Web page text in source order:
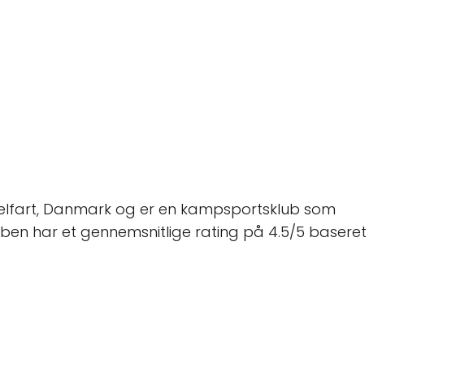
Danmark og er en kampsportsklub som
har et gennemsnitlige rating på 4.5/5 baseret